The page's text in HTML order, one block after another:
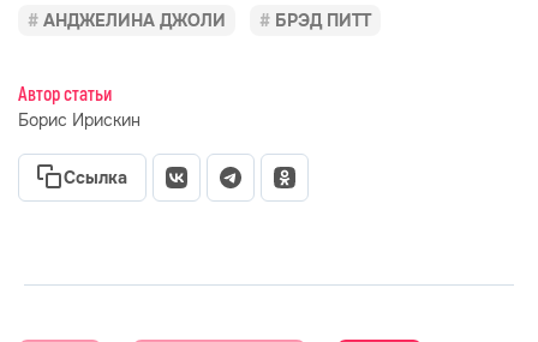
АНДЖЕЛИНА ДЖОЛИ БРЭД ПИТТ
Автор статьи
Борис Ирискин
Ссылка